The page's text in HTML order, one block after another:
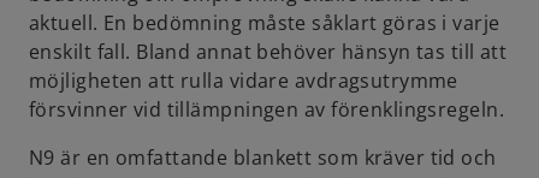
aktuell. En bedömning måste såklart göras i varje
enskilt fall. Bland annat behöver hänsyn tas till att
möjligheten att rulla vidare avdragsutrymme
försvinner vid tillämpningen av förenklingsregeln.
N9 är en omfattande blankett som kräver tid och